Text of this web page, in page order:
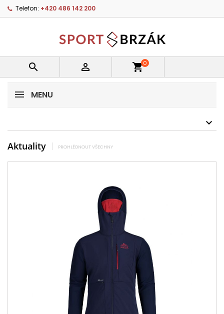
Telefon: +420 486 142 200
  shopping_cart0
MENU
Aktuality PROHLÉDNOUT VŠECHNY